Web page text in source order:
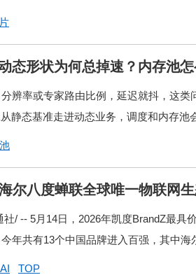
态形状为何总掉速？内存池
辨率或专家路由比例，延迟就抖，这
静态基准走进动态业务，调度和内存池
尔八度蝉联全球唯一物联网
社/ -- 5月14日，2026年凯度BrandZ最
年共有13个中国品牌进入百强，其中海
AI TOP